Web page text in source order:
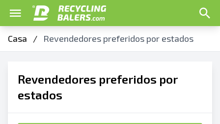
Casa / Revendedores preferidos por estados
Revendedores preferidos por
estados